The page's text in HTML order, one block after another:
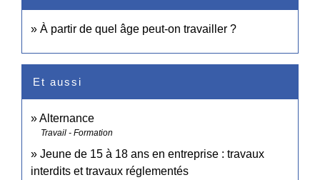
À partir de quel âge peut-on travailler ?
Et aussi
Alternance
Travail - Formation
Jeune de 15 à 18 ans en entreprise : travaux
interdits et travaux réglementés